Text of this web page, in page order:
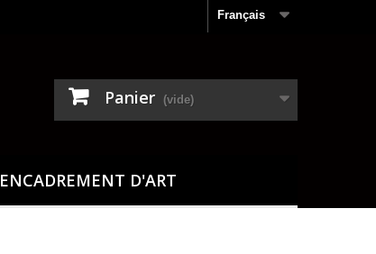
Français
Panier (vide)
ENCADREMENT D'ART